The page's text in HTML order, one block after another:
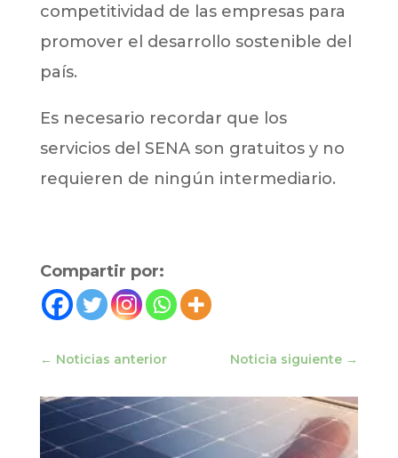
competitividad de las empresas para
promover el desarrollo sostenible del
país.
Es necesario recordar que los
servicios del SENA son gratuitos y no
requieren de ningún intermediario.
Compartir por:
← Noticias anterior Noticia siguiente →